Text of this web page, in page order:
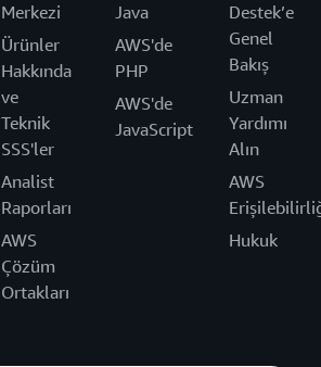
Merkezi
Ürünler
Hakkında
ve
Teknik
SSS'ler
Analist
Raporları
AWS
Çözüm
Ortakları
Java
AWS'de
PHP
AWS'de
JavaScript
Destek’e
Genel
Bakış
Uzman
Yardımı
Alın
AWS
Hukuk